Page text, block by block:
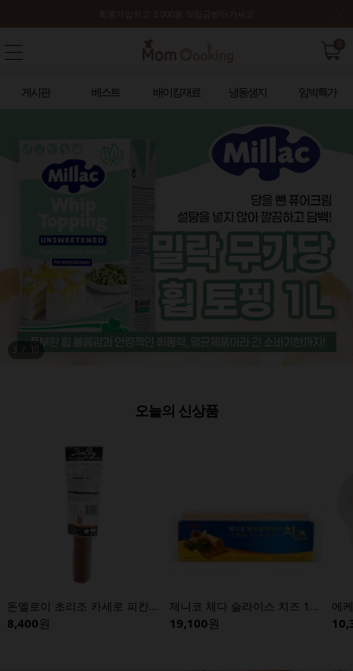
회원가입하고 2,000원 적립금받아가세요
게시판 베스트 배이킹재료 냉동생지 임박특가
/ 10
오늘의 신상품
돈엘로이 초리조 카세로 피칸테 250g
8,400원
제니코 체다 슬라이스 치즈 1800g (100매)
19,100원